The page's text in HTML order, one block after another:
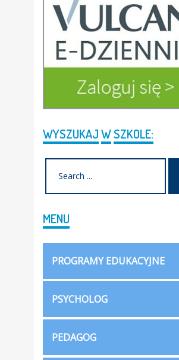
WYSZUKAJWSZKOLE:
MENU
PROGRAMY EDUKACYJNE
PSYCHOLOG
PEDAGOG